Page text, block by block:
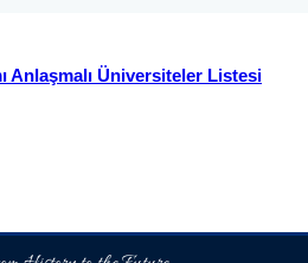
Anlaşmalı Üniversiteler Listesi